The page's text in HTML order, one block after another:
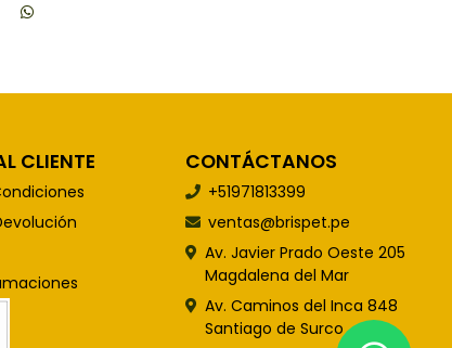
CLIENTE CONTÁCTANOS
+51971813399
ventas@brispet.pe
Av. Javier Prado Oeste 205
Magdalena del Mar
Av. Caminos del Inca 848
Santiago de Surco